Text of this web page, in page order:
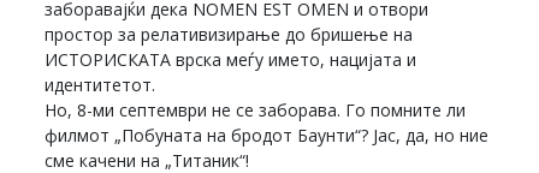
заборавајќи дека NOMEN EST OMEN и отвори
простор за релативизирање до бришење на
ИСТОРИСКАТА врска меѓу името, нацијата и
идентитетот.
Но, 8-ми септември не се заборава. Го помните ли
филмот „Побуната на бродот Баунти“? Јас, да, но ние
сме качени на „Титаник“!